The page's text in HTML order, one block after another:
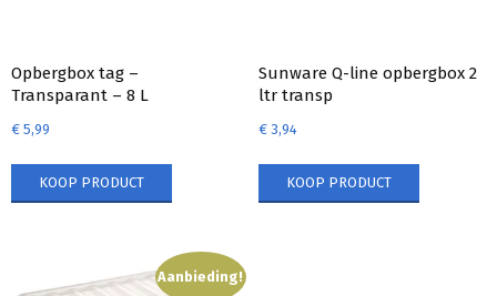
Opbergbox tag –
Transparant – 8 L
€ 5,99
KOOP PRODUCT
Sunware Q-line opbergbox 2
ltr transp
€3,94
KOOP PRODUCT
Aanbieding!